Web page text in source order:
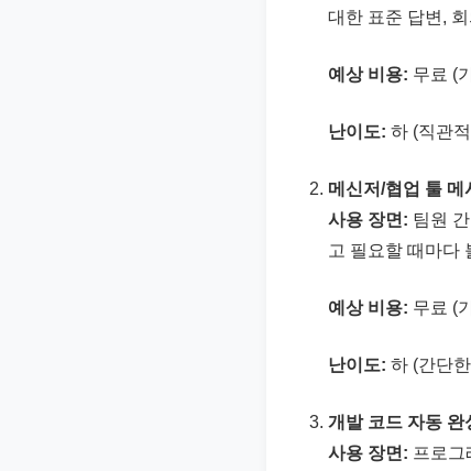
대한 표준 답변,
예상 비용: 무료 (
난이도: 하 (직관
메신저/협업 툴 메
사용 장면: 팀원
고 필요할 때마다
예상 비용: 무료 (
난이도: 하 (간단
개발 코드 자동 완
사용 장면: 프로그